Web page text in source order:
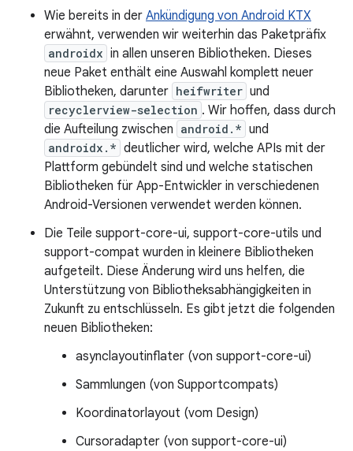
Wie bereits in der Ankündigung von Android KTX
erwähnt, verwenden wir weiterhin das Paketpräfix
androidx in allen unseren Bibliotheken. Dieses
neue Paket enthält eine Auswahl komplett neuer
Bibliotheken, darunter heifwriter und
recyclerview-selection . Wir hoffen, dass durch
die Aufteilung zwischen android.* und
androidx.* deutlicher wird, welche APIs mit der
Plattform gebündelt sind und welche statischen
Bibliotheken für App-Entwickler in verschiedenen
Android-Versionen verwendet werden können.
Die Teile support-core-ui, support-core-utils und
support-compat wurden in kleinere Bibliotheken
aufgeteilt. Diese Änderung wird uns helfen, die
Unterstützung von Bibliotheksabhängigkeiten in
Zukunft zu entschlüsseln. Es gibt jetzt die folgenden
neuen Bibliotheken:
asynclayoutinflater (von support-core-ui)
Sammlungen (von Supportcompats)
Koordinatorlayout (vom Design)
Cursoradapter (von support-core-ui)